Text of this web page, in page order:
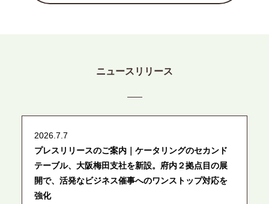
ニュースリリース
2026.7.7
プレスリリースのご案内｜ケータリングのセカンド
テーブル、大阪梅田支社を新設。府内２拠点目の展
開で、活発なビジネス催事へのワンストップ対応を
強化